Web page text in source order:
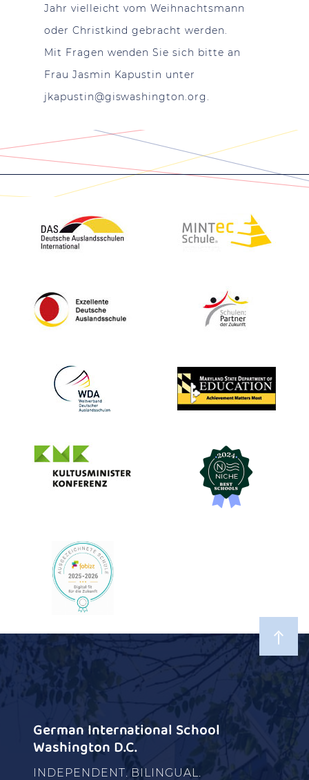
Jahr vielleicht vom Weihnachtsmann
oder Christkind gebracht werden.
Mit Fragen wenden Sie sich bitte an
Frau Jasmin Kapustin unter
jkapustin@giswashington.org .
German International School
Washington D.C.
INDEPENDENT. BILINGUAL.